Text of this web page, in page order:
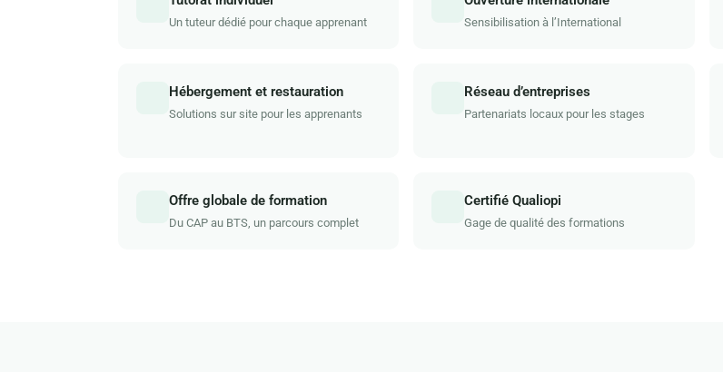
Un tuteur dédié pour chaque apprenant Sensibilisation à l’International
Hébergement et restauration
Solutions sur site pour les apprenants
Réseau d’entreprises
Partenariats locaux pour les stages
Offre globale de formation
Du CAP au BTS, un parcours complet
Certifié Qualiopi
Gage de qualité des formations